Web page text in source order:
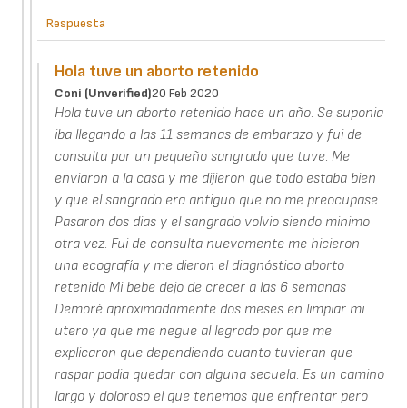
Respuesta
Hola tuve un aborto retenido
Coni (unverified)20 Feb 2020
Hola tuve un aborto retenido hace un año. Se suponia
iba llegando a las 11 semanas de embarazo y fui de
consulta por un pequeño sangrado que tuve. Me
enviaron a la casa y me dijieron que todo estaba bien
y que el sangrado era antiguo que no me preocupase.
Pasaron dos dias y el sangrado volvio siendo minimo
otra vez. Fui de consulta nuevamente me hicieron
una ecografía y me dieron el diagnóstico aborto
retenido Mi bebe dejo de crecer a las 6 semanas
Demoré aproximadamente dos meses en limpiar mi
utero ya que me negue al legrado por que me
explicaron que dependiendo cuanto tuvieran que
raspar podia quedar con alguna secuela. Es un camino
largo y doloroso el que tenemos que enfrentar pero